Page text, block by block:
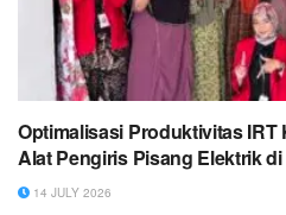
Optimalisasi Produktivitas
Alat Pengiris Pisang Elektrik
14 JULY 2026